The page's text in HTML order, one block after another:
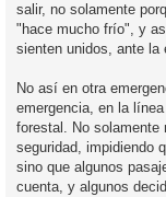
salir, no solamente
"hace mucho frío", y
sienten unidos, ante la
No así en otra
emergencia, en la
forestal. No solamente
seguridad, impidiendo
sino que algunos
cuenta, y algunos